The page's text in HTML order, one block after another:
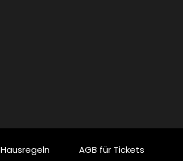
Hausregeln AGB für Tickets